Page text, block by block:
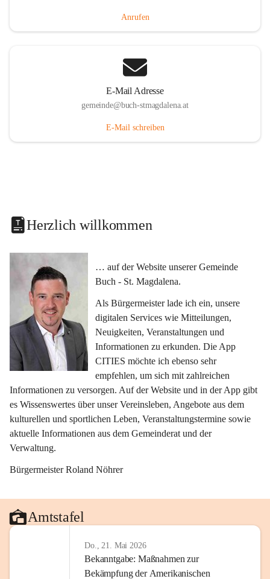
Anrufen
E-Mail Adresse
gemeinde@buch-stmagdalena.at
E-Mail schreiben
Herzlich willkommen
… auf der Website unserer Gemeinde
Buch - St. Magdalena.
Als Bürgermeister lade ich ein, unsere
digitalen Services wie Mitteilungen,
Neuigkeiten, Veranstaltungen und
Informationen zu erkunden. Die App
CITIES möchte ich ebenso sehr
empfehlen, um sich mit zahlreichen
Informationen zu versorgen. Auf der Website und in der App gibt
es Wissenswertes über unser Vereinsleben, Angebote aus dem
kulturellen und sportlichen Leben, Veranstaltungstermine sowie
aktuelle Informationen aus dem Gemeinderat und der
Verwaltung.
Bürgermeister Roland Nöhrer
Amtstafel
Do., 21. Mai 2026
Bekanntgabe: Maßnahmen zur
Bekämpfung der Amerikanischen